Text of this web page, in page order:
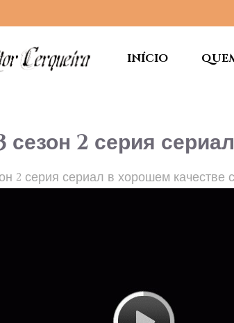
INÍCIO
сезон 2 серия
2 серия сериал в хорошем качестве